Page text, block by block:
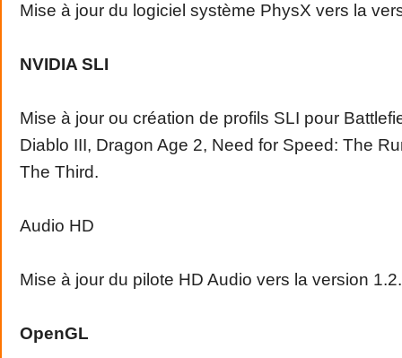
Mise à jour du logiciel système PhysX vers la
NVIDIA SLI
Mise à jour ou création de profils SLI pour
Diablo III, Dragon Age 2, Need for Speed: The
The Third.
Audio HD
Mise à jour du pilote HD Audio vers la version
OpenGL